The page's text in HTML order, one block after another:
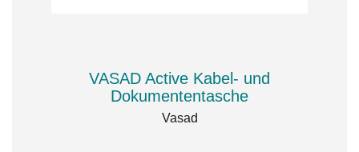
VASAD Active Kabel- und
Dokumententasche
Vasad